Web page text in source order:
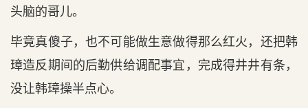
头脑的哥儿。
毕竟真傻子，也不可能做生意做得那么红火，还把韩
璋造反期间的后勤供给调配事宜，完成得井井有条，
没让韩璋操半点心。